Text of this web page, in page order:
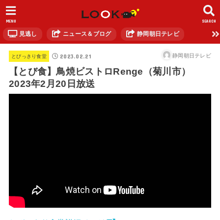
SEARCH
MENU
見逃し ニュース＆ブログ 静岡朝日テレビ
とびっきり食堂 2023.02.21 静岡朝日テレビ
【とび食】鳥焼ビストロRenge（菊川市）
2023年2月20日放送